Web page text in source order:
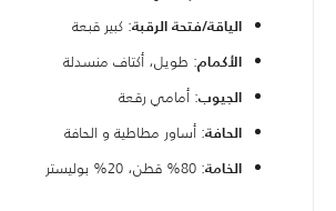
الياقة/فتحة الرقبة: كبير قبعة
الأكمام: طويل، أكتاف منسدلة
الجيوب: أمامي رقعة
الحافة: أساور مطاطية و الحافة
الخامة: 80% قطن، 20% بوليستر